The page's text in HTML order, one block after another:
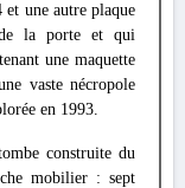
une autre plaque
de la porte et qui
une maquette
vaste nécropole
en 1993.
construite du
mobilier : sept